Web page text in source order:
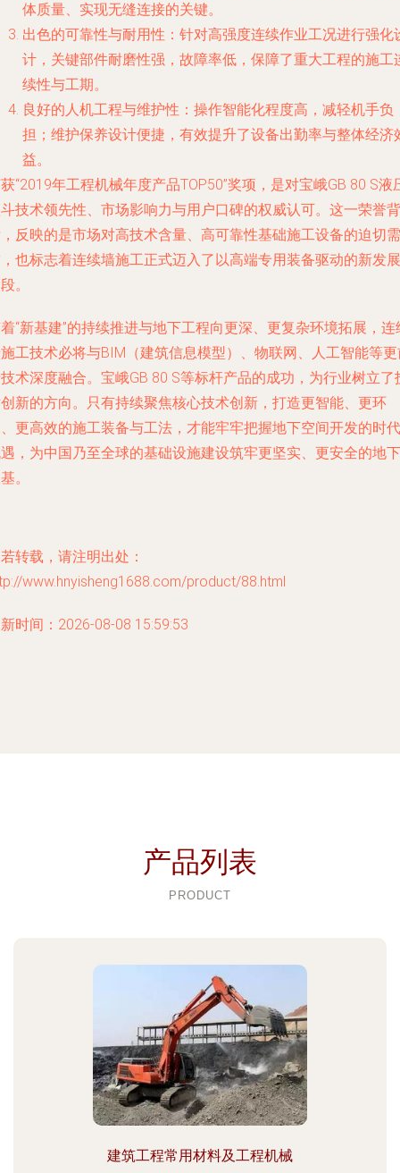
体质量、实现无缝连接的关键。
出色的可靠性与耐用性 ：针对高强度连续作业工况进行强化
计，关键部件耐磨性强，故障率低，保障了重大工程的施工
续性与工期。
良好的人机工程与维护性 ：操作智能化程度高，减轻机手负
担；维护保养设计便捷，有效提升了设备出勤率与整体经济
益。
“2019年工程机械年度产品TOP50”奖项，是对宝峨GB 80 S液
技术领先性、市场影响力与用户口碑的权威认可。这一荣誉背
反映的是市场对高技术含量、高可靠性基础施工设备的迫切需
也标志着连续墙施工正式迈入了以高端专用装备驱动的新发展
。
“新基建”的持续推进与地下工程向更深、更复杂环境拓展，连
工技术必将与BIM（建筑信息模型）、物联网、人工智能等
术深度融合。宝峨GB 80 S等标杆产品的成功，为行业树立了
新的方向。只有持续聚焦核心技术创新，打造更智能、更环
更高效的施工装备与工法，才能牢牢把握地下空间开发的时代
，为中国乃至全球的基础设施建设筑牢更坚实、更安全的地下
。
转载，请注明出处：
www.hnyisheng1688.com/product/88.html
时间：2026-08-08 15:59:53
产品列表
PRODUCT
建筑工程常用材料及工程机械